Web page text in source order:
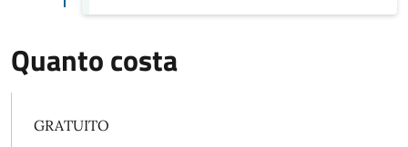
Quanto costa
GRATUITO